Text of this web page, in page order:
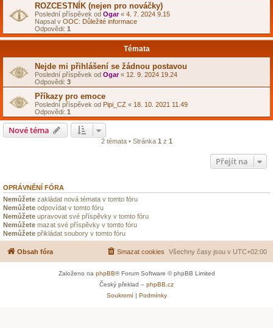
ROZCESTNÍK (nejen pro nováčky)
Poslední příspěvek od Ogar« 4. 7. 2024 9.15
Napsal v OOC: Důležité informace
Odpovědi: 1
Témata
Nejde mi přihlášení se žádnou postavou
Poslední příspěvek od Ogar« 12. 9. 2024 19.24
Odpovědi: 3
Příkazy pro emoce
Poslední příspěvek od Pipi_CZ « 18. 10. 2021 11.49
Odpovědi: 1
Nové téma
2 témata • Stránka 1 z 1
Přejít na
OPRÁVNĚNÍ FÓRA
Nemůžete zakládat nová témata v tomto fóru
Nemůžete odpovídat v tomto fóru
Nemůžete upravovat své příspěvky v tomto fóru
Nemůžete mazat své příspěvky v tomto fóru
Nemůžete přikládat soubory v tomto fóru
Obsah fóra Všechny časy jsou v UTC+02:00
Smazat cookies
Založeno na phpBB® Forum Software © phpBB Limited
Český překlad – phpBB.cz
Soukromí| Podmínky